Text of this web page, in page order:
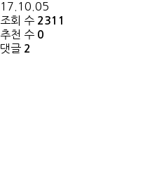
17.10.05
조회 수 2311
추천 수 0
댓글 2